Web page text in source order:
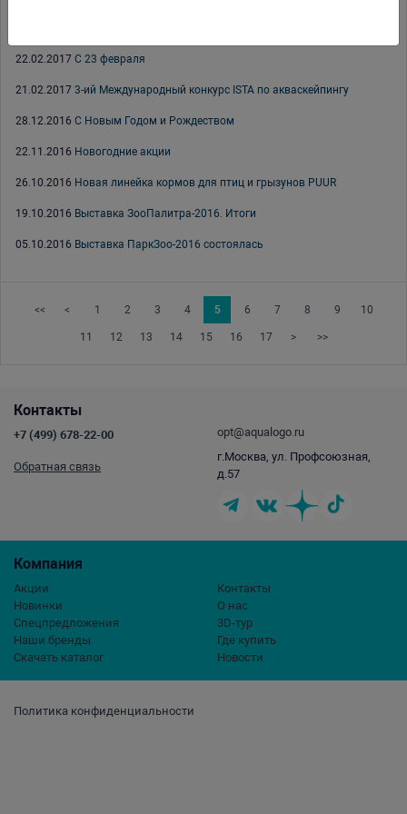
22.02.2017 С 23 февраля
21.02.2017 3-ий Международный конкурс ISTA по акваскейпингу
28.12.2016 С Новым Годом и Рождеством
22.11.2016 Новогодние акции
26.10.2016 Новая линейка кормов для птиц и грызунов PUUR
19.10.2016 Выставка ЗооПалитра-2016. Итоги
05.10.2016 Выставка ПаркЗоо-2016 состоялась
<< < 1 2 3 4 5 6 7 8 9 10
11 12 13 14 15 16 17 > >>
Политика конфиденциальности
Компания
Акции
Новинки
Спецпредложения
Наши бренды
Скачать каталог
Контакты
О нас
3D-тур
Где купить
Новости
Контакты
+7 (499) 678-22-00
Обратная связь
opt@aqualogo.ru
г.Москва, ул. Профсоюзная,
д.57